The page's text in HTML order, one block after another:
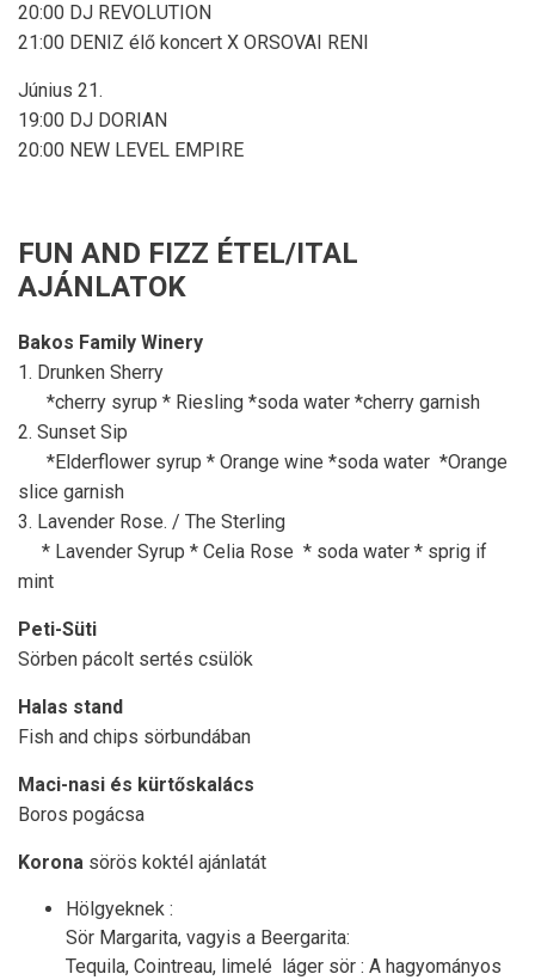
20:00 DJ REVOLUTION
21:00 DENIZ élő koncert X ORSOVAI RENI
Június 21.
19:00 DJ DORIAN
20:00 NEW LEVEL EMPIRE
FUN AND FIZZ ÉTEL/ITAL
AJÁNLATOK
Bakos Family Winery
1. Drunken Sherry
*cherry syrup * Riesling *soda water *cherry garnish
2. Sunset Sip
*Elderflower syrup * Orange wine *soda water *Orange
slice garnish
3. Lavender Rose. / The Sterling
* Lavender Syrup * Celia Rose * soda water * sprig if
mint
Peti-Süti
Sörben pácolt sertés csülök
Halas stand
Fish and chips sörbundában
Maci-nasi és kürtőskalács
Boros pogácsa
Korona sörös koktél ajánlatát
Hölgyeknek :
Sör Margarita, vagyis a Beergarita:
Tequila, Cointreau, limelé láger sör : A hagyományos